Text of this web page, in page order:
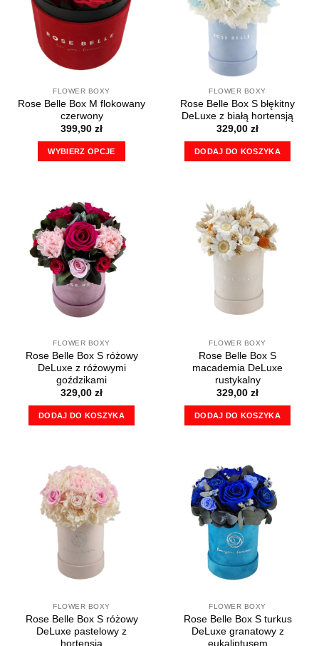
można
wybrać
stronie
produktu
można
wybrać
na
stronie
produktu
FLOWER BOXY
Rose Belle Box M flokowany
czerwony
399,90 zł
WYBIERZ OPCJE
wiele
wariantów.
Opcje
można
wybrać
na
stronie
produktu
FLOWER BOXY
Rose Belle Box S błękitny
DeLuxe z białą hortensją
329,00 zł
DODAJ DO KOSZYKA
FLOWER BOXY
Rose Belle Box S różowy
DeLuxe z różowymi
goździkami
329,00 zł
DODAJ DO KOSZYKA
FLOWER BOXY
Rose Belle Box S
macademia DeLuxe
rustykalny
329,00 zł
DODAJ DO KOSZYKA
FLOWER BOXY
Rose Belle Box S różowy
DeLuxe pastelowy z
hortensją
FLOWER BOXY
Rose Belle Box S turkus
DeLuxe granatowy z
eukaliptusem